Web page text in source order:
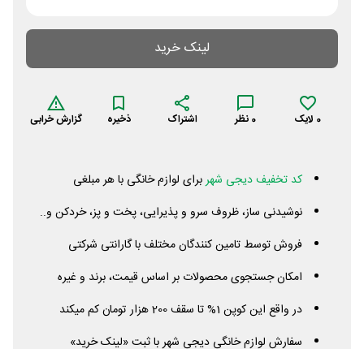
لینک خرید
0 لایک 0 نظر اشتراک ذخیره گزارش خرابی
کد تخفیف دیجی شهربرای لوازم خانگی با هر مبلغی
نوشیدنی ساز، ظروف سرو و پذیرایی، پخت و پز، خردکن و..
فروش توسط تامین کنندگان مختلف با گارانتی شرکتی
امکان جستجوی محصولات بر اساس قیمت، برند و غیره
در واقع این کوپن 1% تا سقف 200 هزار تومان کم میکند
سفارش لوازم خانگی دیجی شهر با ثبت «لینک خرید»